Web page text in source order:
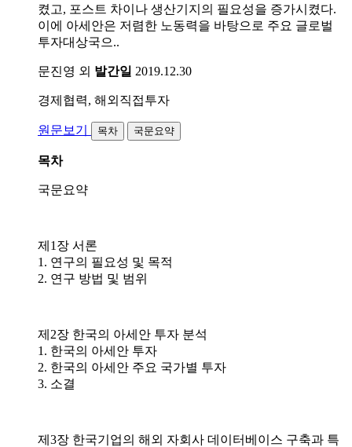
켰고, 포스트 차이나 생산기지의 필요성을 증가시켰다.
이에 아세안은 저렴한 노동력을 바탕으로 주요 글로벌
투자대상국으..
문진영 외 발간일 2019.12.30
경제협력, 해외직접투자
원문보기 목차 국문요약
목차
국문요약
제1장 서론
1. 연구의 필요성 및 목적
2. 연구 방법 및 범위
제2장 한국의 아세안 투자 분석
1. 한국의 아세안 투자
2. 한국의 아세안 주요 국가별 투자
3. 소결
제3장 한국기업의 해외 자회사 데이터베이스 구축과 특